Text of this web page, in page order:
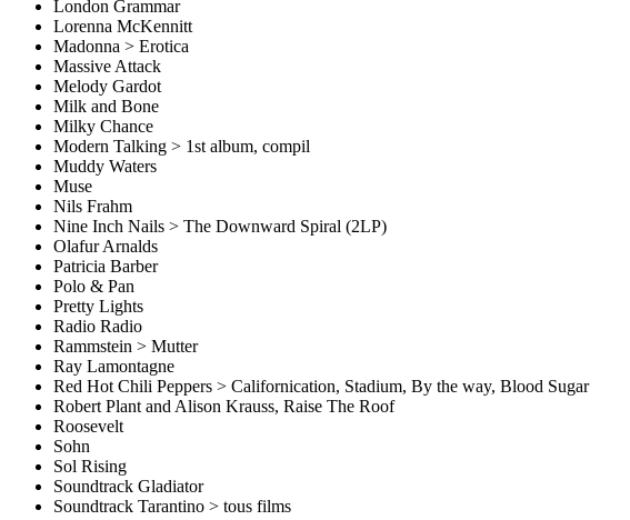
London Grammar
Lorenna McKennitt
Madonna > Erotica
Massive Attack
Melody Gardot
Milk and Bone
Milky Chance
Modern Talking > 1st album, compil
Muddy Waters
Muse
Nils Frahm
Nine Inch Nails > The Downward Spiral (2LP)
Olafur Arnalds
Patricia Barber
Polo & Pan
Pretty Lights
Radio Radio
Rammstein > Mutter
Ray Lamontagne
Red Hot Chili Peppers > Californication, Stadium, By the way, Blood Sugar
Robert Plant and Alison Krauss, Raise The Roof
Roosevelt
Sohn
Sol Rising
Soundtrack Gladiator
Soundtrack Tarantino > tous films